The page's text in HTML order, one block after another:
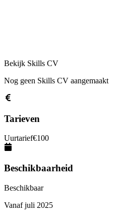
Bekijk Skills CV
Nog geen Skills CV aangemaakt
Tarieven
Uurtarief€100
Beschikbaarheid
Beschikbaar
Vanaf juli 2025